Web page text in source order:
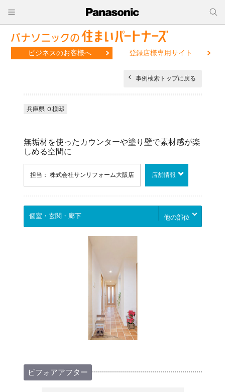
ビジネスのお客様へ 登録店様専用サイト
事例検索トップに戻る
兵庫県 Ｏ様邸
無垢材を使ったカウンターや塗り壁で素材感が楽
しめる空間に
担当： 株式会社サンリフォーム大阪店 店舗情報
他の部位
ビフォアアフター